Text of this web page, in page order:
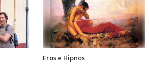
Eros e Hipnos